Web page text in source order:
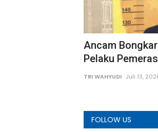
Ancam
Pelaku
TRI WAHYUDI Juli 13,
FOLLOW US